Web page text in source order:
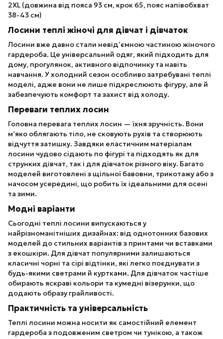
2XL (довжина від пояса 93 см, крок 65, пояс напівобхват
38-43 см)
Лосини теплі жіночі для дівчат і дівчаток
Лосини вже давно стали невід’ємною частиною жіночого
гардероба. Це універсальний одяг, який підходить для
дому, прогулянок, активного відпочинку та навіть
навчання. У холодний сезон особливо затребувані теплі
моделі, адже вони не лише підкреслюють фігуру, але й
забезпечують комфорт та захист від холоду.
Переваги теплих лосин
Головна перевага теплих лосин — їхня зручність. Вони
м’яко облягають тіло, не сковують рухів та створюють
відчуття затишку. Завдяки еластичним матеріалам
лосини чудово сідають по фігурі та підходять як для
струнких дівчат, так і для дівчаток різного віку. Багато
моделей виготовлені з щільної бавовни, трикотажу або з
начосом усередині, що робить їх ідеальними для осені
та зими.
Модні варіанти
Сьогодні теплі лосини випускаються у
найрізноманітніших дизайнах: від однотонних базових
моделей до стильних варіантів з принтами чи вставками
з екошкіри. Для дівчат популярними залишаються
класичні чорні та сірі відтінки, які легко поєднувати з
будь-якими светрами й куртками. Для дівчаток частіше
обирають яскраві кольори та кумедні візерунки, що
додають образу грайливості.
Практичність та універсальність
Теплі лосини можна носити як самостійний елемент
гардероба з подовженим светром чи тунікою, а також